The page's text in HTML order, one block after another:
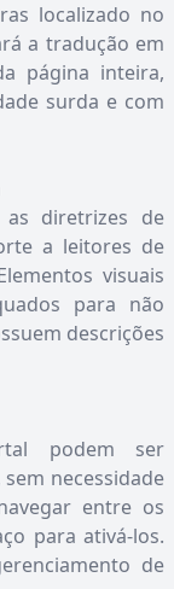
localizado no
a tradução em
página inteira,
surda e com
diretrizes de
a leitores de
visuais
para não
descrições
podem ser
necessidade
entre os
para ativá-los.
de